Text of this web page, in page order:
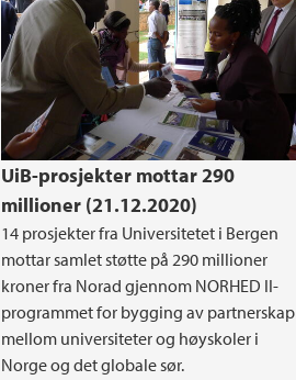
UiB-prosjekter mottar 290
millioner (21.12.2020)
14 prosjekter fra Universitetet i Bergen
mottar samlet støtte på 290 millioner
kroner fra Norad gjennom NORHED II-
programmet for bygging av partnerskap
mellom universiteter og høyskoler i
Norge og det globale sør.